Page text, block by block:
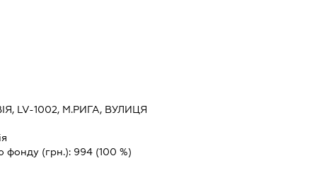
LV-1002, М.РИГА, ВУЛИЦЯ
фонду (грн.): 994(100 %)